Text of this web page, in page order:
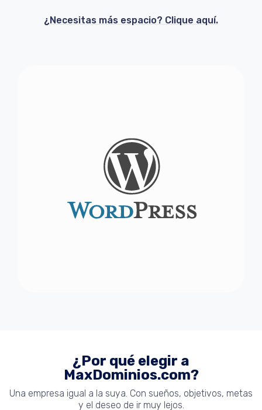
¿Necesitas más espacio? Clique aquí.
¿Por qué elegir a
MaxDominios.com?
Una empresa igual a la suya. Con sueños, objetivos, metas
y el deseo de ir muy lejos.